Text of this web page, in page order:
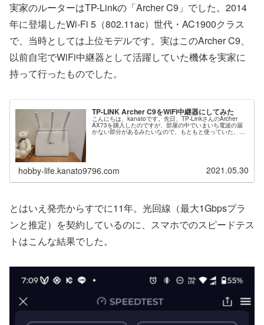
実家のルーターはTP-Linkの「Archer C9」でした。2014
年に登場したWi-Fi 5（802.11ac）世代・AC1900クラス
で、当時としては上位モデルです。実はこのArcher C9、
以前自宅でWiFi中継器として活躍していた機体を実家に
持って行ったものでした。
TP-LINK Archer C9をWiFi中継器にしてみた
こんにちは、kanatoです。先日、TP-LinkさんのArcher
AX73を購入したのですが、部屋の中でいまいち電波の届
かない部分があるみたいなので、もともと使っていた、同
じTP-LinkさんのArcher C9を中継器として使ってみる…
hobby-life.kanato9796.com 2021.05.30
とはいえ発売からすでに11年。光回線（最大1Gbpsプラ
ンと推定）を契約しているのに、スマホでのスピードテス
トはこんな結果でした。